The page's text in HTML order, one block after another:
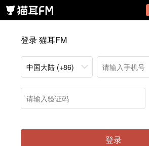
登录 猫耳FM
中国大陆 (+86)
登录